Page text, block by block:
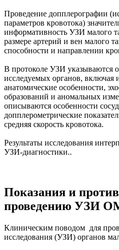
Проведение допплерографии
параметров кровотока)
информативность УЗИ малого
размере артерий и вен малого
способности и направлении
В протоколе УЗИ указываются
исследуемых органов, включая
анатомические особенности,
образований и аномальных
описываются особенности
допплерометрические
средняя скорость кровотока.
Результаты исследования
УЗИ-диагностики..
Показания и
проведению УЗИ
Клиническим поводом для
исследования (УЗИ) органов